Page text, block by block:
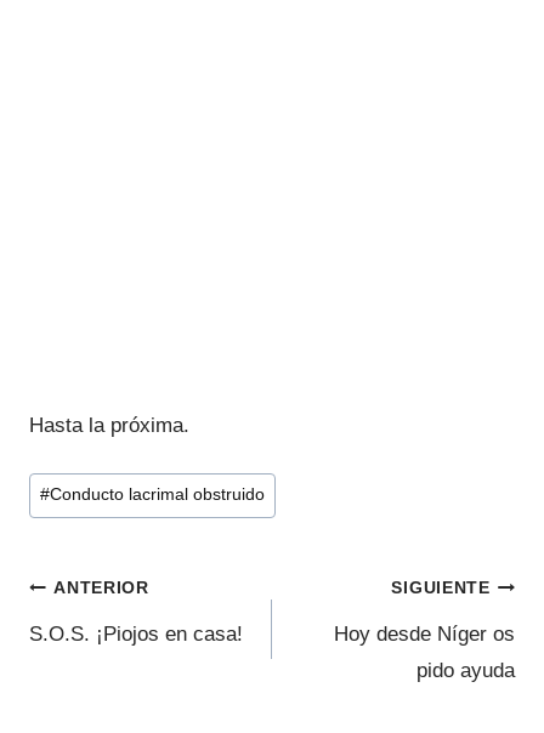
Hasta la próxima.
Etiquetas
de
entrada:
#Conducto lacrimal obstruido
Navegación
de
ANTERIOR
S.O.S. ¡Piojos en casa!
SIGUIENTE
Hoy desde Níger os
pido ayuda